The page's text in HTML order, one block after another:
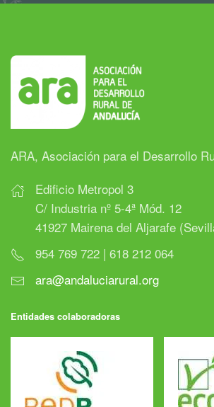
ARA, Asociación para el Desarrollo
Edificio Metropol 3
C/ Industria nº 5-4ª Mód. 12
41927 Mairena del Aljarafe
954 769 722 | 618 212 064
ara@andaluciarural.org
Entidades colaboradoras